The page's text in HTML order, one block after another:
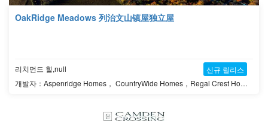
OakRidge Meadows 列治文山镇屋独立屋
리치먼드 힐,null
개발자：Aspenridge Homes， CountryWide Homes，Regal Crest Homes，Royal Pine Homes
신규 릴리스